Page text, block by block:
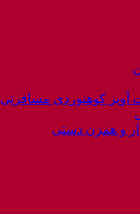
آویز کوهنوردی مسافرتی
و همزن دستی